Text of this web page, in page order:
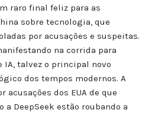
raro final feliz para as
sobre tecnologia, que
por acusações e suspeitas.
na corrida para
IA, talvez o principal novo
dos tempos modernos. A
acusações dos EUA de que
a DeepSeek estão roubando a